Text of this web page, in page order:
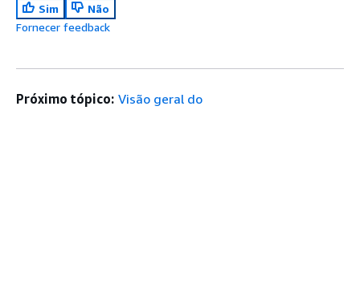
Sim
Não
Fornecer feedback
Próximo tópico: Visão geral do